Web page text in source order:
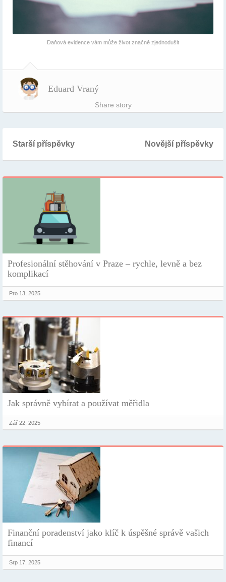
Daňová evidence vám může život značně zjednodušit
Eduard Vraný
Share story
Starší příspěvky Novější příspěvky
Profesionální stěhování v Praze – rychle, levně a bez
komplikací
Pro 13, 2025
Jak správně vybírat a používat měřidla
Zář 22, 2025
Finanční poradenství jako klíč k úspěšné správě vašich
financí
Srp 17, 2025